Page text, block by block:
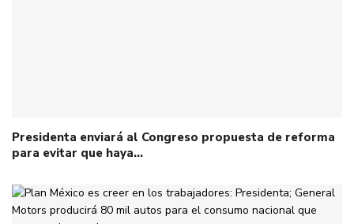
Presidenta enviará al Congreso propuesta de reforma
para evitar que haya…